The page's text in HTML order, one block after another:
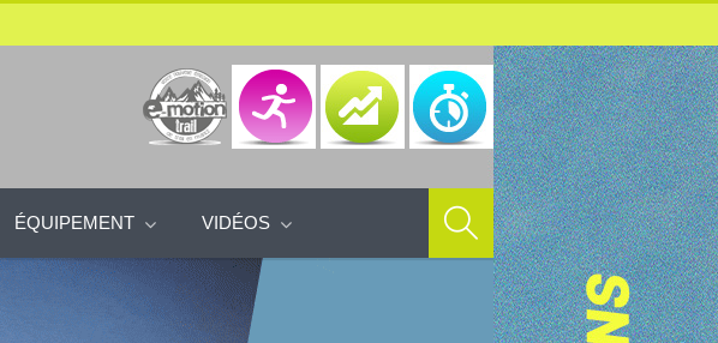
ÉQUIPEMENT VIDÉOS